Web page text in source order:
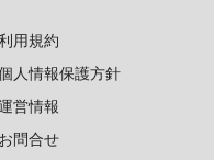
用規約
人情報保護方針
営情報
問合せ